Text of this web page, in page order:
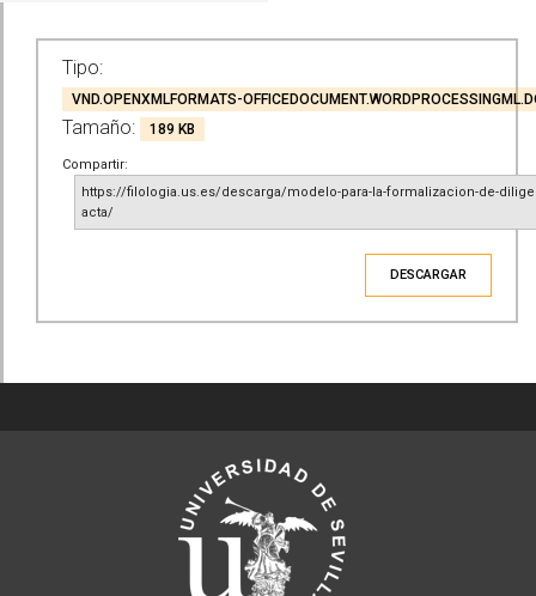
Tipo:
VND.OPENXMLFORMATS-
Tamaño: 189 KB
Compartir:
https://filologia.us.es/descarga/modelo-para-la-formalizacion-de-
acta/
DESCARGAR